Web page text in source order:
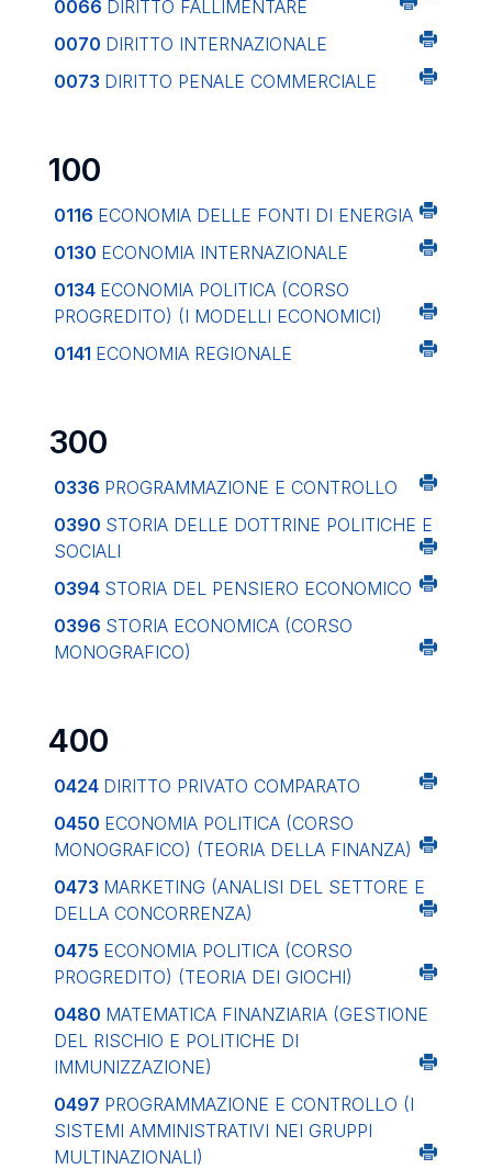
0066 DIRITTO FALLIMENTARE
0070 DIRITTO INTERNAZIONALE
0073 DIRITTO PENALE COMMERCIALE
100
0116 ECONOMIA DELLE FONTI DI ENERGIA
0130 ECONOMIA INTERNAZIONALE
0134 ECONOMIA POLITICA (CORSO
PROGREDITO) (I MODELLI ECONOMICI)
0141 ECONOMIA REGIONALE
300
0336 PROGRAMMAZIONE E CONTROLLO
0390 STORIA DELLE DOTTRINE POLITICHE E
SOCIALI
0394 STORIA DEL PENSIERO ECONOMICO
0396 STORIA ECONOMICA (CORSO
MONOGRAFICO)
400
0424 DIRITTO PRIVATO COMPARATO
0450 ECONOMIA POLITICA (CORSO
MONOGRAFICO) (TEORIA DELLA FINANZA)
0473 MARKETING (ANALISI DEL SETTORE E
DELLA CONCORRENZA)
0475 ECONOMIA POLITICA (CORSO
PROGREDITO) (TEORIA DEI GIOCHI)
0480 MATEMATICA FINANZIARIA (GESTIONE
DEL RISCHIO E POLITICHE DI
IMMUNIZZAZIONE)
0497 PROGRAMMAZIONE E CONTROLLO (I
SISTEMI AMMINISTRATIVI NEI GRUPPI
MULTINAZIONALI)